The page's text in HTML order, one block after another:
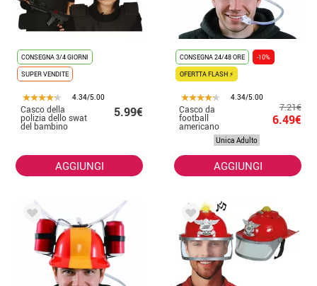
CONSEGNA 3/4 GIORNI
SUPER VENDITE
4.34/5.00
Casco della
polizia dello swat
del bambino
5.99€
AGGIUNGI
CONSEGNA 24/48 ORE
-10%
OFERTTA FLASH ⚡
4.34/5.00
Casco da
football
americano
7.21€
6.49€
Unica Adulto
AGGIUNGI